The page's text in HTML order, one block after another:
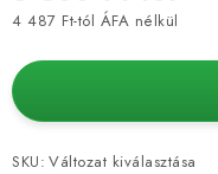
4 487 Ft-tól ÁFA nélkül
SKU: Változat kiválasztása